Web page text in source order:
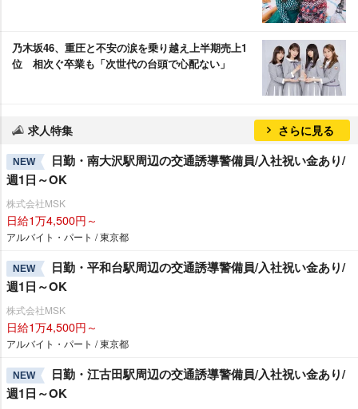
乃木坂46、重圧と不安の涙を乗り越え上半期売上1
位 相次ぐ卒業も「次世代の台頭で心配ない」
求人特集 さらに見る
NEW
日勤・南大沢駅周辺の交通誘導警備員/入社祝い金あり/
週1日～OK
株式会社MSK
日給1万4,500円～
アルバイト・パート / 東京都
NEW
日勤・平和台駅周辺の交通誘導警備員/入社祝い金あり/
週1日～OK
株式会社MSK
日給1万4,500円～
アルバイト・パート / 東京都
NEW
日勤・江古田駅周辺の交通誘導警備員/入社祝い金あり/
週1日～OK